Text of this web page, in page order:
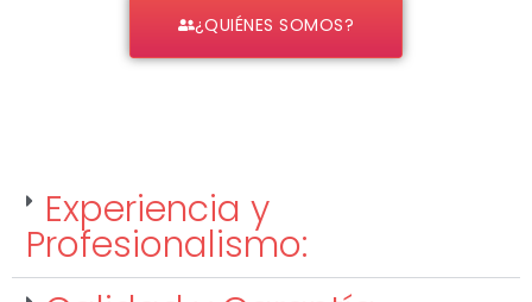
¿QUIÉNES SOMOS?
Experiencia y
Profesionalismo: